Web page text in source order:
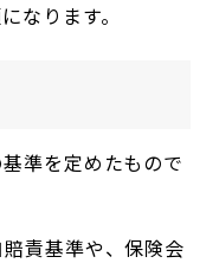
なります。
準を定めたもので
責基準や、保険会